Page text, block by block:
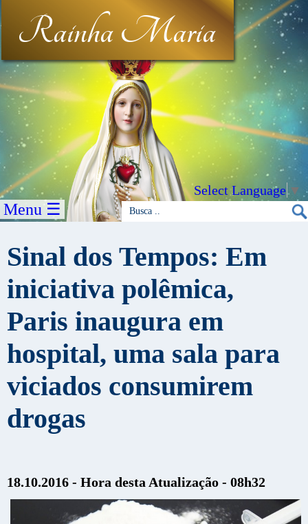
Rainha Maria
Select Language▼
Menu ☰
Sinal dos Tempos: Em
iniciativa polêmica,
Paris inaugura em
hospital, uma sala para
viciados consumirem
drogas
18.10.2016 - Hora desta Atualização - 08h32